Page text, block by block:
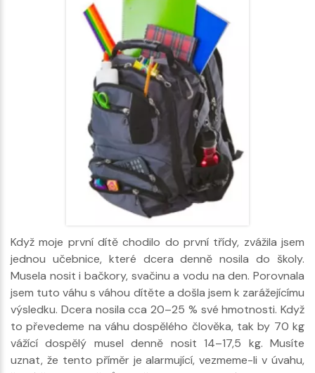
Když moje první dítě chodilo do první třídy, zvážila jsem
jednou učebnice, které dcera denně nosila do školy.
Musela nosit i bačkory, svačinu a vodu na den. Porovnala
jsem tuto váhu s váhou dítěte a došla jsem k zarážejícímu
výsledku. Dcera nosila cca 20–25 % své hmotnosti. Když
to převedeme na váhu dospělého člověka, tak by 70 kg
vážící dospělý musel denně nosit 14–17,5 kg. Musíte
uznat, že tento příměr je alarmující, vezmeme-li v úvahu,